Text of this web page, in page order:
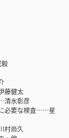
藤健太
清水彰彦
必要な検査……星
村尚久